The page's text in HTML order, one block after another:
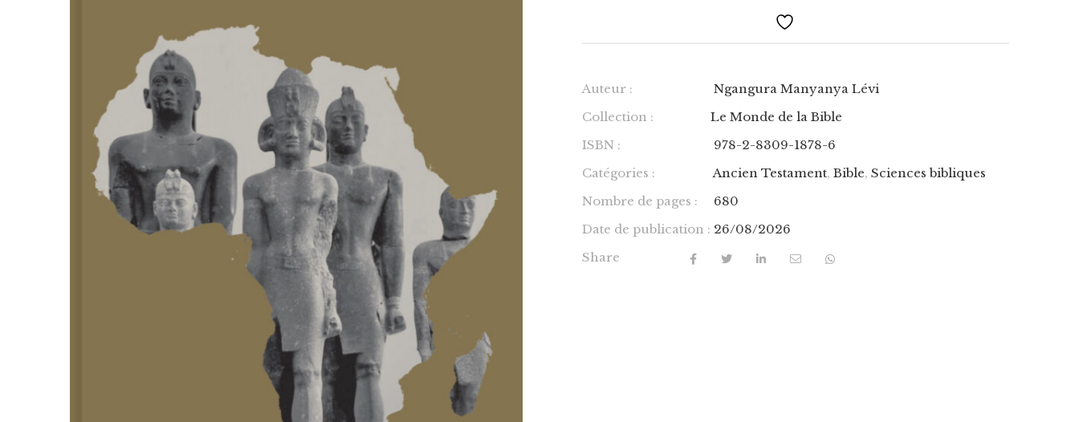
Auteur :
Ngangura Manyanya Lévi
Collection :
Le Monde de la Bible
ISBN :
978-2-8309-1878-6
Catégories :
Ancien Testament,Bible,Sciences bibliques
Nombre de pages :
680
Date de publication : 26/08/2026
Share